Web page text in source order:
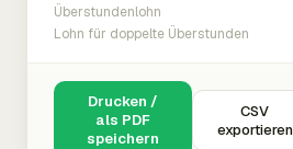
Überstundenlohn
Lohn für doppelte Überstunden
Drucken /
als PDF
speichern
CSV
exportieren